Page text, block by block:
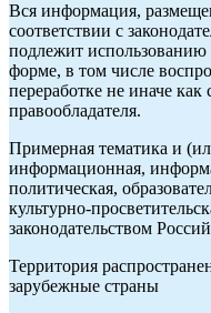
Вся информация,
соответствии с
подлежит
форме, в том числе
переработке не иначе
правообладателя.
Примерная тематика и
информационная,
политическая,
культурно-
законодательством
Территория
зарубежные страны